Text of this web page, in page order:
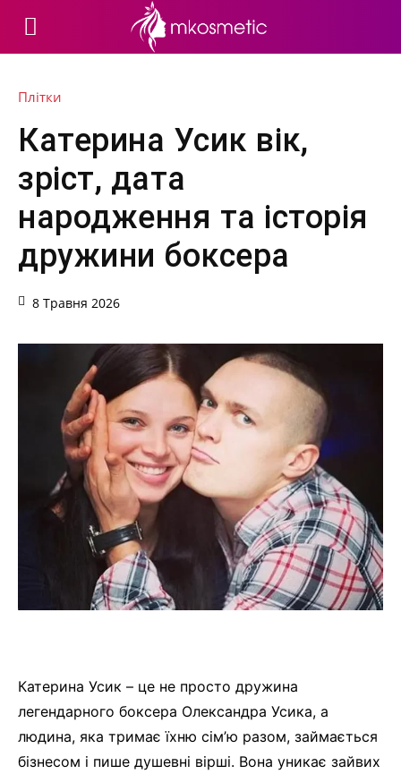
Плітки
Катерина Усик вік,
зріст, дата
народження та історія
дружини боксера
8 Травня 2026
Катерина Усик – це не просто дружина
легендарного боксера Олександра Усика, а
людина, яка тримає їхню сім’ю разом, займається
бізнесом і пише душевні вірші. Вона уникає зайвих